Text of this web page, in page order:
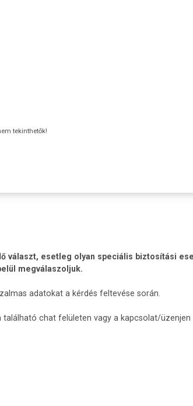
tekinthetők!
választ, esetleg olyan speciális biztosítási
megválaszoljuk.
adatokat a kérdés feltevése során.
chat felületen vagy a kapcsolat/üzenjen